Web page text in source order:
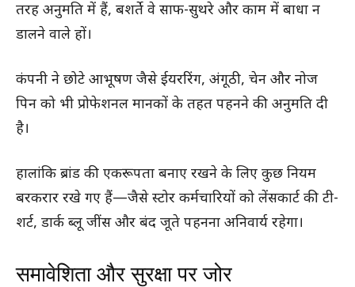
तरह अनुमति में हैं, बशर्ते वे साफ-सुथरे और काम में बाधा न
डालने वाले हों।
कंपनी ने छोटे आभूषण जैसे ईयररिंग, अंगूठी, चेन और नोज
पिन को भी प्रोफेशनल मानकों के तहत पहनने की अनुमति दी
है।
हालांकि ब्रांड की एकरूपता बनाए रखने के लिए कुछ नियम
बरकरार रखे गए हैं—जैसे स्टोर कर्मचारियों को लेंसकार्ट की टी-
शर्ट, डार्क ब्लू जींस और बंद जूते पहनना अनिवार्य रहेगा।
समावेशिता और सुरक्षा पर जोर